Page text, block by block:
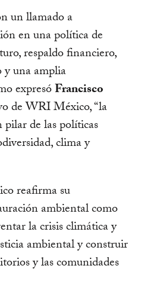
un llamado a
en una política de
respaldo financiero,
y una amplia
expresóFrancisco
de WRI México, “la
pilar de las políticas
clima y
reafirma su
ambiental como
la crisis climática y
ambiental y construir
y las comunidades